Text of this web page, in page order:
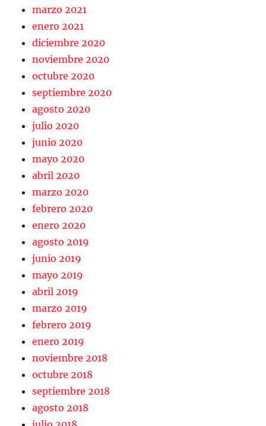
marzo 2021
enero 2021
diciembre 2020
noviembre 2020
octubre 2020
septiembre 2020
agosto 2020
julio 2020
junio 2020
mayo 2020
abril 2020
marzo 2020
febrero 2020
enero 2020
agosto 2019
junio 2019
mayo 2019
abril 2019
marzo 2019
febrero 2019
enero 2019
noviembre 2018
octubre 2018
septiembre 2018
agosto 2018